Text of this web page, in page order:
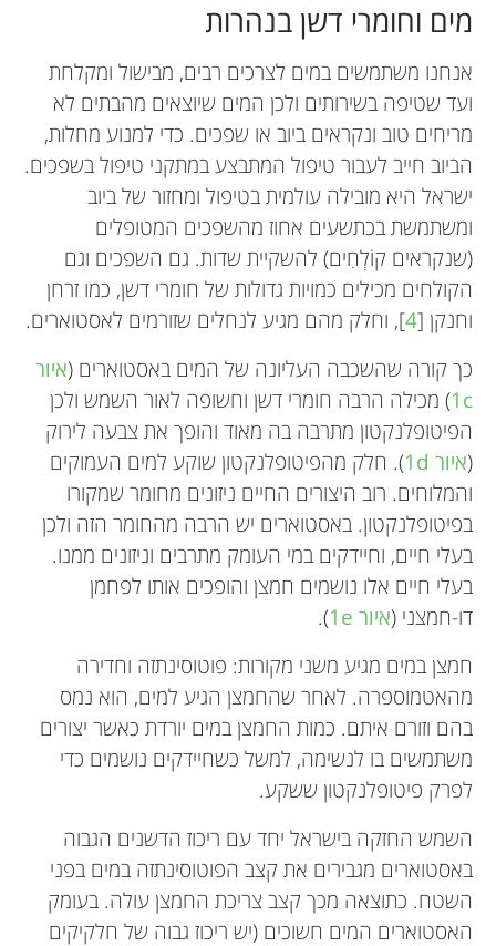
מים וחומרי דשן בנהרות
אנחנו משתמשים במים לצרכים רבים, מבישול ומקלחת
ועד שטיפה בשירותים ולכן המים שיוצאים מהבתים לא
מריחים טוב ונקראים ביוב או שפכים. כדי למנוע מחלות,
הביוב חייב לעבור טיפול המתבצע במתקני טיפול בשפכים.
ישראל היא מובילה עולמית בטיפול ומחזור של ביוב
ומשתמשת בכתשעים אחוז מהשפכים המטופלים
(שנקראים קוֹלְחִים) להשקיית שדות. גם השפכים וגם
הקולחים מכילים כמויות גדולות של חומרי דשן, כמו זרחן
וחנקן [4], וחלק מהם מגיע לנחלים שזורמים לאסטוארים.
כך קורה שהשכבה העליונה של המים באסטוארים (איור
1c) מכילה הרבה חומרי דשן וחשופה לאור השמש ולכן
הפיטופלנקטון מתרבה בה מאוד והופך את צבעה לירוק
(איור 1d
). חלק מהפיטופלנקטון שוקע למים העמוקים
והמלוחים. רוב היצורים החיים ניזונים מחומר שמקורו
בפיטופלנקטון. באסטוארים יש הרבה מהחומר הזה ולכן
בעלי חיים, וחיידקים במי העומק מתרבים וניזונים ממנו.
בעלי חיים אלו נושמים חמצן והופכים אותו לפחמן
דו-חמצני (איור 1e
).
חמצן במים מגיע משני מקורות: פוטוסינתזה וחדירה
מהאטמוספרה. לאחר שהחמצן הגיע למים, הוא נמס
בהם וזורם איתם. כמות החמצן במים יורדת כאשר יצורים
משתמשים בו לנשימה, למשל כשחיידקים נושמים כדי
לפרק פיטופלנקטון ששקע.
השמש החזקה בישראל יחד עם ריכוז הדשנים הגבוה
באסטוארים מגבירים את קצב הפוטוסינתזה במים בפני
השטח. כתוצאה מכך קצב צריכת החמצן עולה. בעומק
האסטוארים המים חשוכים (יש ריכוז גבוה של חלקיקים